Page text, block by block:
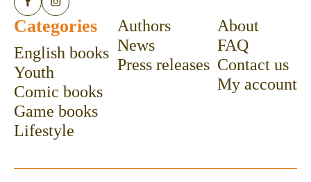
Categories
English books
Youth
Comic books
Game books
Lifestyle
Authors
News
Press releases
About
FAQ
Contact us
My account